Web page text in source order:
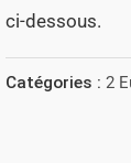
ci-dessous.
Catégories :2